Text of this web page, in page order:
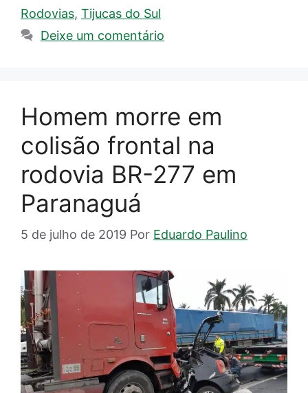
Rodovias, Tijucas do Sul
Deixe um comentário
Homem morre em
colisão frontal na
rodovia BR-277 em
Paranaguá
5 de julho de 2019 Por Eduardo Paulino